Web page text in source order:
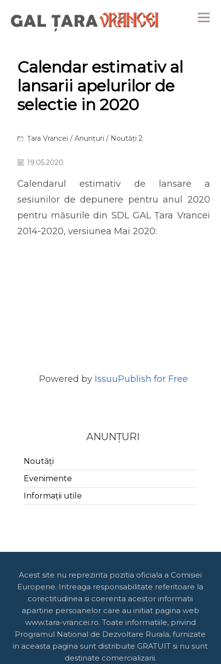
Calendar estimativ al
lansarii apelurilor de
selectie in 2020
Țara Vrancei / Anunțuri / Noutăți 2
19.05.2020
Calendarul estimativ de lansare a
sesiunilor de depunere pentru anul 2020
pentru măsurile din SDL GAL Țara Vrancei
2014-2020, versiunea Mai 2020:
Powered by IssuuPublish for Free
ANUNȚURI
Noutăți
Evenimente
Informații utile
Acest site nu reprezinta pozitia oficiala a Comisiei
Europene. Intreaga responsabilitate referitoare la
corectitudinea si coerenta acestor informatii
apartine persoanelor care au initiat pagina web
www.tara-vrancei.ro. Toate informatiile, privind
Programul National de Dezvoltare Rurala, furnizate
in aceasta pagina sunt distribuite GRATUIT si nu sunt
destinate comercializarii.